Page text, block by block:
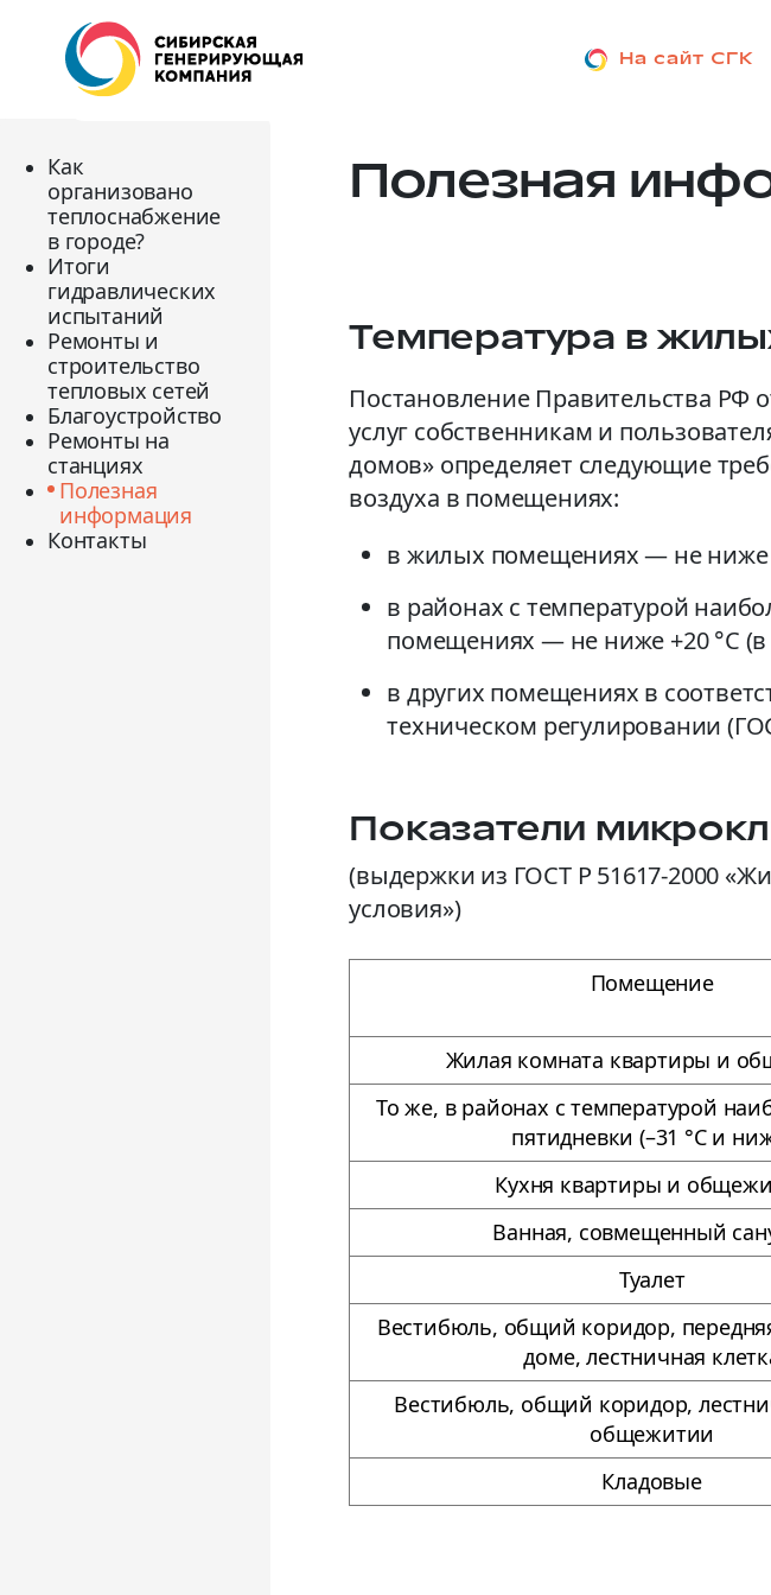
На сайт СГК
Как
организовано
теплоснабжение
в городе?
Итоги
гидравлических
испытаний
Ремонты и
строительство
тепловых сетей
Благоустройство
Ремонты на
станциях
Полезная
информация
Контакты
Полезная
Температура в
Постановление Правительства РФ
услуг собственникам и
домов» определяет следующие
воздуха в помещениях:
в жилых помещениях — не ниже
в районах с температурой
помещениях — не ниже +20 °C (в
в других помещениях в
техническом регулировании
Показатели
(выдержки из ГОСТ Р 51617-2000
условия»)
Помещение
Жилая комната квартиры и
То же, в районах с температурой
пятидневки (–31 °С и
Кухня квартиры и
Ванная, совмещенный
Туалет
Вестибюль, общий коридор,
доме, лестничная
Вестибюль, общий коридор,
общежитии
Кладовые